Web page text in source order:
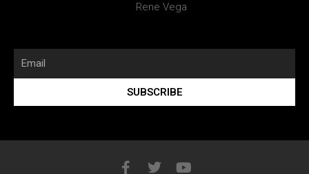
Rene Vega
SUBSCRIBE